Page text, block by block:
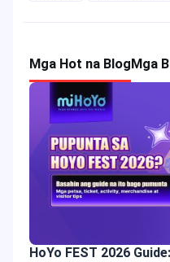
Mga Hot na BlogMga
HoYo FEST 2026